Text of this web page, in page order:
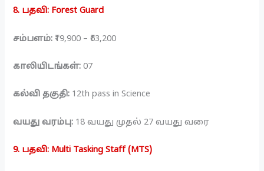
8. பதவி: Forest Guard
சம்பளம்: ₹19,900 – ₹63,200
காலியிடங்கள்: 07
கல்வி தகுதி: 12th pass in Science
வயது வரம்பு: 18 வயது முதல் 27 வயது வரை
9. பதவி: Multi Tasking Staff (MTS)